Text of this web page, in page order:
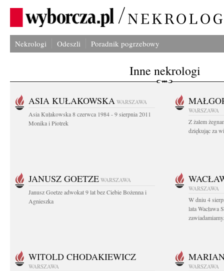
Nekrologi Odeszli Poradnik pogrzebowy
Inne nekrologi
ASIA KUŁAKOWSKA WARSZAWA
Asia Kułakowska 8 czerwca 1984 - 9 sierpnia 2011
Monika i Piotrek
WARSZAWA
Z żalem
dziękując za
JANUSZ GOETZE WARSZAWA
Janusz Goetze adwokat 9 lat bez Ciebie Bożenna i
Agnieszka
WARSZAWA
W dniu 4
lata Wacława
WITOLD CHODAKIEWICZ
WARSZAWA WARSZAWA